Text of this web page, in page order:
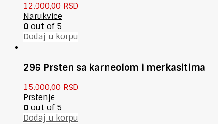
12.000,00 RSD
Narukvice
0 out of 5
Dodaj u korpu
296 Prsten sa karneolom i merkasitima
15.000,00 RSD
Prstenje
0 out of 5
Dodaj u korpu